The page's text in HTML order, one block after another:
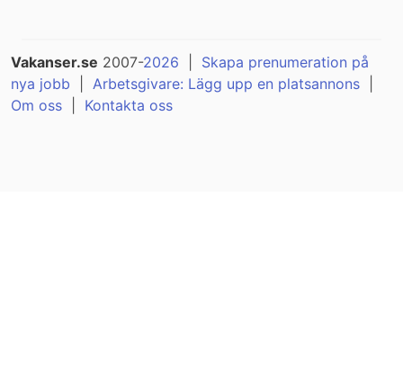
Vakanser.se 2007-2026
Skapa prenumeration på
nya jobb
Arbetsgivare: Lägg upp en platsannons
Om oss
Kontakta oss